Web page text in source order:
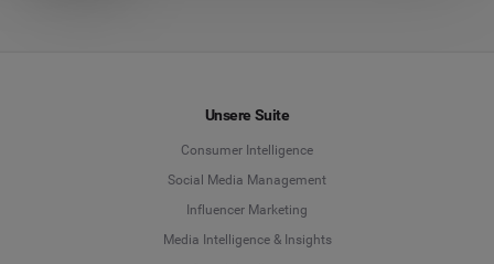
Unsere Suite
Consumer Intelligence
Social Media Management
Influencer Marketing
Media Intelligence & Insights